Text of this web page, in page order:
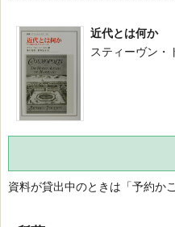
近代とは何か
スティーヴン
資料が貸出中のときは「予約か